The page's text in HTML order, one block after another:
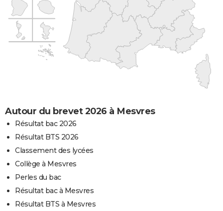
Autour du brevet 2026 à Mesvres
Résultat bac 2026
Résultat BTS 2026
Classement des lycées
Collège à Mesvres
Perles du bac
Résultat bac à Mesvres
Résultat BTS à Mesvres